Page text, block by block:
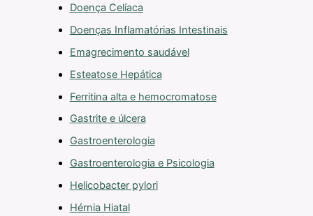
Doença Celíaca
Doenças Inflamatórias Intestinais
Emagrecimento saudável
Esteatose Hepática
Ferritina alta e hemocromatose
Gastrite e úlcera
Gastroenterologia
Gastroenterologia e Psicologia
Helicobacter pylori
Hérnia Hiatal